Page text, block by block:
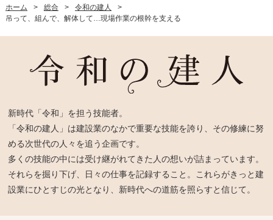
ホーム > 総合 > 令和の建人
>
吊って、組んで、解体して…現場作業の根幹を支える
新時代「令和」を担う技能者。
「令和の建人」は建設業のなかで重要な技能を誇り、その修練に努
める次世代の人々を追う企画です。
多くの技能の中には受け継がれてきた人の想いが詰まっています。
それらを掘り下げ、日々の仕事を記録すること。これらがきっと建
設業にひとすじの光となり、新時代への道筋を照らすと信じて。